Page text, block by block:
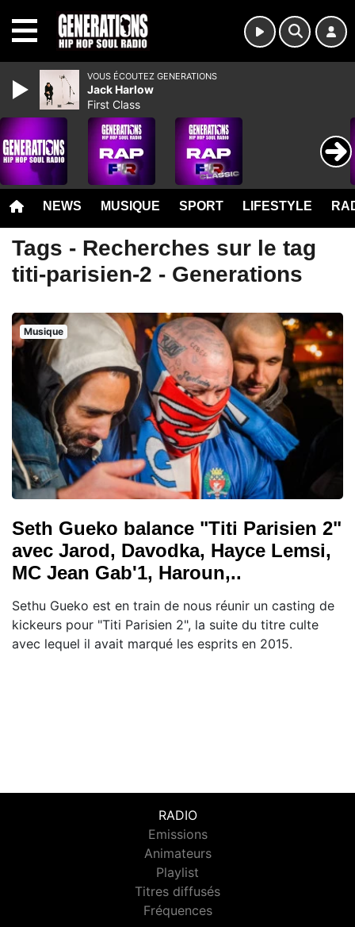
NEWS MUSIQUE SPORT LIFESTYLE
Tags - Recherches sur le tag
titi-parisien-2 - Generations
Musique
Seth Gueko balance "Titi Parisien 2"
avec Jarod, Davodka, Hayce Lemsi,
MC Jean Gab'1, Haroun,..
Sethu Gueko est en train de nous réunir un casting de
kickeurs pour "Titi Parisien 2", la suite du titre culte
avec lequel il avait marqué les esprits en 2015.
RADIO
Emissions
Animateurs
Playlist
Titres diffusés
Fréquences
VOUS ÉCOUTEZ GENERATIONS
Jack Harlow
First Class